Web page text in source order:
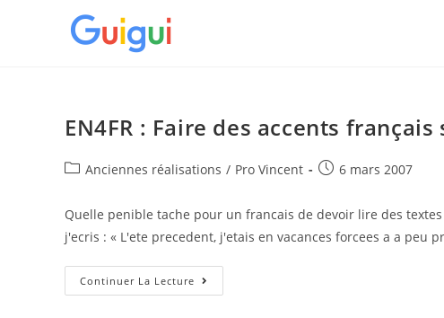
EN4FR : Faire des accents
PostAnciennes réalisations / Pro Vincent
Post6 mars 2007
Quelle penible tache pour un francais de devoir lire des
j'ecris : « L'ete precedent, j'etais en vacances forcees a a peu
Continuer La Lecture EN4FR
: